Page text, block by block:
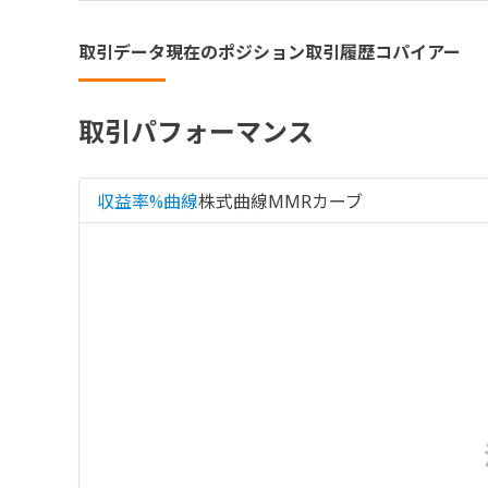
取引データ現在のポジション取引履歴コパイアー
取引パフォーマンス
収益率%曲線株式曲線MMRカーブ